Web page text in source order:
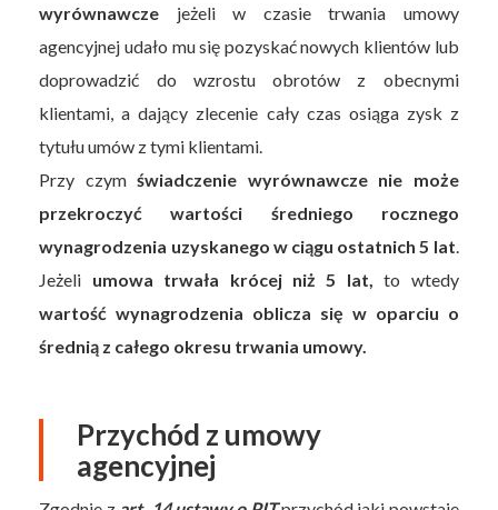
wyrównawcze jeżeli w czasie trwania umowy
agencyjnej udało mu się pozyskać nowych klientów lub
doprowadzić do wzrostu obrotów z obecnymi
klientami, a dający zlecenie cały czas osiąga zysk z
tytułu umów z tymi klientami.
Przy czymświadczenie wyrównawcze nie może
przekroczyć wartości średniego rocznego
wynagrodzenia uzyskanego w ciągu ostatnich 5 lat
Jeżeli umowa trwała krócej niż 5 lat,
to wtedy
wartość wynagrodzenia oblicza się w oparciu o
średnią z całego okresu trwania umowy.
Przychód z umowy
agencyjnej